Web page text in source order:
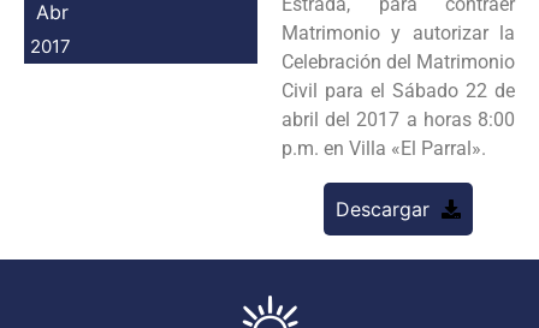
Abr
2017
Matrimonio y autorizar la
Celebración del Matrimonio
Civil para el Sábado 22 de
abril del 2017 a horas 8:00
p.m. en Villa «El Parral».
Descargar